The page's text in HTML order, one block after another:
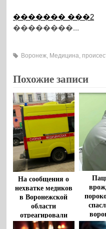
������� ���2
��������...
Воронеж, Медицина,
Похожие записи
На сообщения о
нехватке медиков
в Воронежской
области
отреагировали
власти